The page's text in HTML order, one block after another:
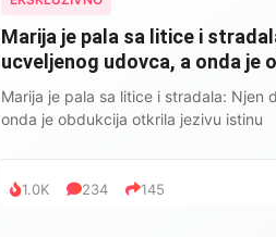
Marija je pala sa litice i
ucveljenog udovca, a onda je
Marija je pala sa litice i stradala: Njen
onda je obdukcija otkrila jezivu istinu
1.0K 234 145